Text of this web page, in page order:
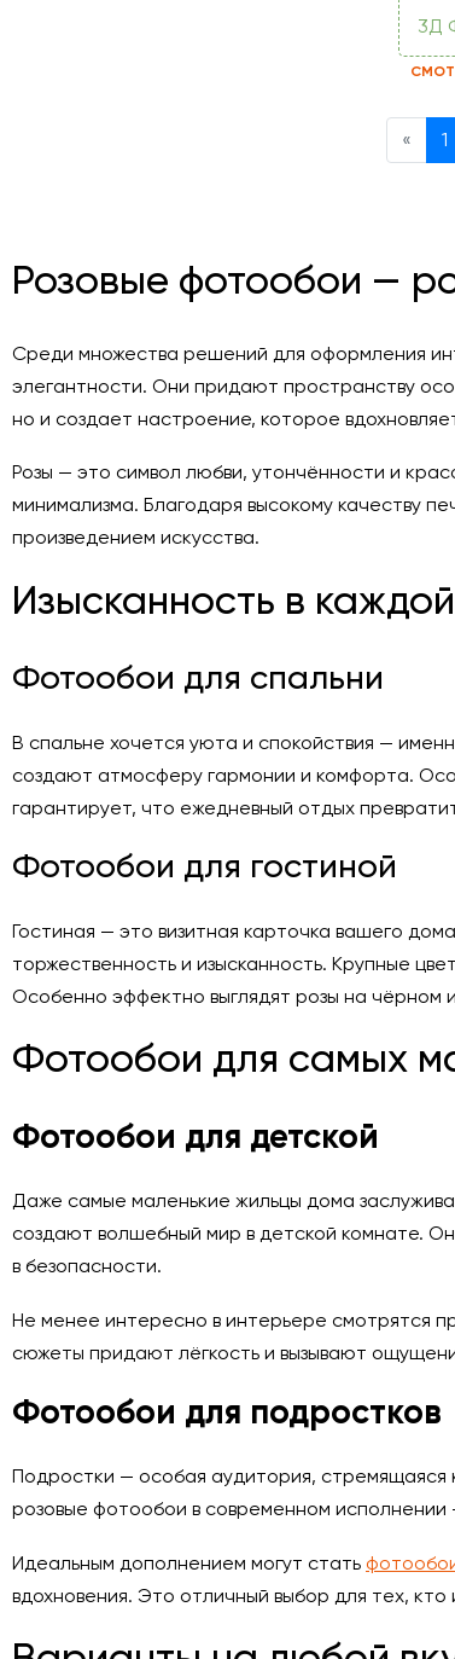
3Д
« 1
Розовые фотообои —
Среди множества решений для оформления
элегантности. Они придают пространству
но и создает настроение, которое
Розы — это символ любви, утончённости и
минимализма. Благодаря высокому качеству
произведением искусства.
Изысканность в
Фотообои для спальни
В спальне хочется уюта и спокойствия —
создают атмосферу гармонии и комфорта.
гарантирует, что ежедневный отдых
Фотообои для гостиной
Гостиная — это визитная карточка вашего
торжественность и изысканность. Крупные
Особенно эффектно выглядят розы на
Фотообои для самых
Фотообои для детской
Даже самые маленькие жильцы дома
создают волшебный мир в детской комнате.
в безопасности.
Не менее интересно в интерьере смотрятся
сюжеты придают лёгкость и вызывают
Фотообои для подростков
Подростки — особая аудитория, стремящаяся
розовые фотообои в современном
Идеальным дополнением могут стать
вдохновения. Это отличный выбор для тех,